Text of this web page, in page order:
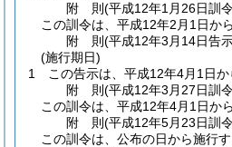
附 則(平成12年1月26日訓
この訓令は、平成12年2月1日か
附 則(平成12年3月14日告
(施行期日)
1
この告示は、平成12年4月1日か
附 則(平成12年3月27日訓
この訓令は、平成12年4月1日か
附 則(平成12年5月23日訓
この訓令は、公布の日から施行す